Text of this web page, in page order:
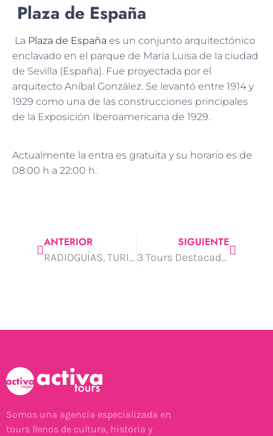
Plaza de España
La Plaza de España es un conjunto arquitectónico
enclavado en el parque de María Luisa de la ciudad
de Sevilla (España). Fue proyectada por el
arquitecto Aníbal González. Se levantó entre 1914 y
1929 como una de las construcciones principales
de la Exposición Iberoamericana de 1929.
Actualmente la entra es gratuita y su horario es de
08:00 h a 22:00 h.
ANTERIOR
RADIOGUÍAS, TURISMO SEGURO Y DE CALIDAD
SIGUIENTE
3 Tours Destacados para Hacer en Sevilla
Somos una agencia especializada en
tours llenos de cultura, historia y